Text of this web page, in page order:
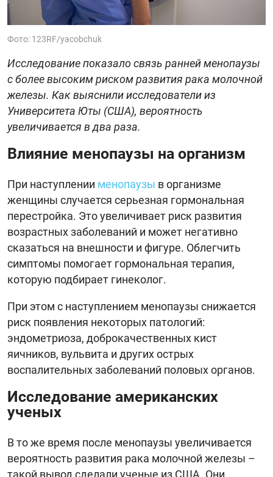
Фото: 123RF/yacobchuk
Исследование показало связь ранней менопаузы
с более высоким риском развития рака молочной
железы. Как выяснили исследователи из
Университета Юты (США), вероятность
увеличивается в два раза.
Влияние менопаузы на организм
При наступлении менопаузы в организме
женщины случается серьезная гормональная
перестройка. Это увеличивает риск развития
возрастных заболеваний и может негативно
сказаться на внешности и фигуре. Облегчить
симптомы помогает гормональная терапия,
которую подбирает гинеколог.
При этом с наступлением менопаузы снижается
риск появления некоторых патологий:
эндометриоза, доброкачественных кист
яичников, вульвита и других острых
воспалительных заболеваний половых органов.
Исследование американских
ученых
В то же время после менопаузы увеличивается
вероятность развития рака молочной железы –
такой вывод сделали ученые из США. Они